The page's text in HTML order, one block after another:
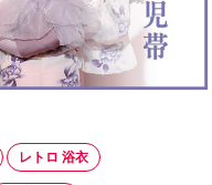
レトロ 浴衣